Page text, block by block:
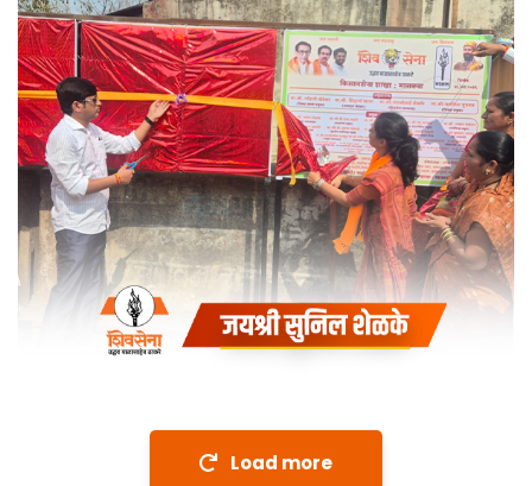
बाळासाहेब ठाकरे जन्मशताब्दी
महोत्सव जयंती
Coaching
Load more